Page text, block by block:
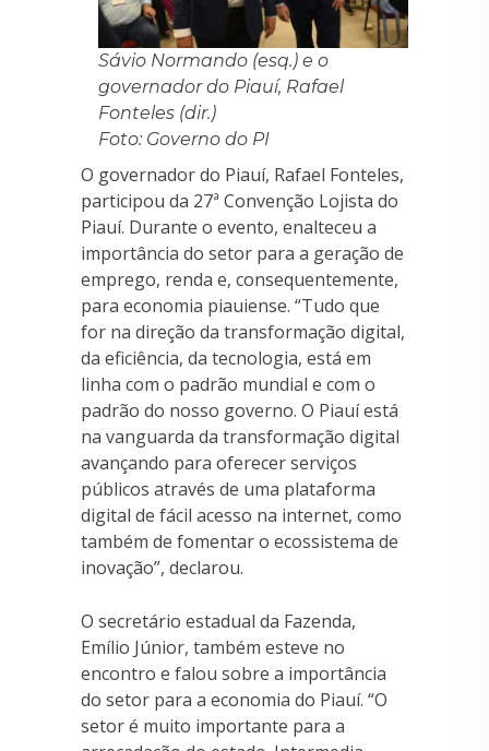
Sávio Normando (esq.) e o
governador do Piauí, Rafael
Fonteles (dir.)
Foto: Governo do PI
O governador do Piauí, Rafael Fonteles,
participou da 27ª Convenção Lojista do
Piauí. Durante o evento, enalteceu a
importância do setor para a geração de
emprego, renda e, consequentemente,
para economia piauiense. “Tudo que
for na direção da transformação digital,
da eficiência, da tecnologia, está em
linha com o padrão mundial e com o
padrão do nosso governo. O Piauí está
na vanguarda da transformação digital
avançando para oferecer serviços
públicos através de uma plataforma
digital de fácil acesso na internet, como
também de fomentar o ecossistema de
inovação”, declarou.
O secretário estadual da Fazenda,
Emílio Júnior, também esteve no
encontro e falou sobre a importância
do setor para a economia do Piauí. “O
setor é muito importante para a